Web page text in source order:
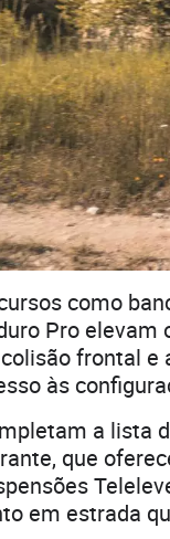
como
Pro elevam
frontal e
às
a lista
que
em estrada